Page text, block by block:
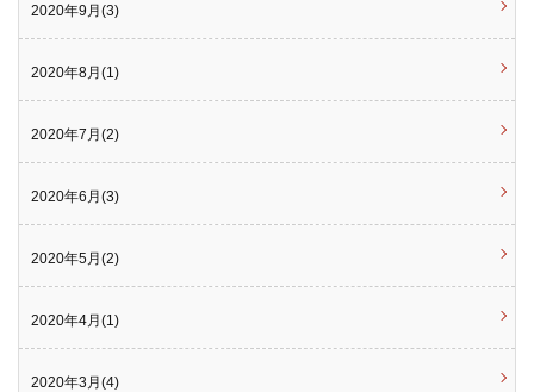
2020年9月(3)
2020年8月(1)
2020年7月(2)
2020年6月(3)
2020年5月(2)
2020年4月(1)
2020年3月(4)